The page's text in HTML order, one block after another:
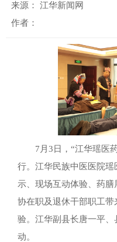
来源： 江华新闻网
作者：
7月3日，“江华瑶医
行。江华民族中医医院
示、现场互动体验、药
协在职及退休干部职工
验。江华副县长唐一平
动。